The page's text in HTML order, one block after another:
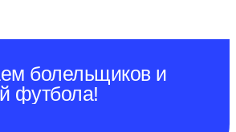
болельщиков и
футбола!